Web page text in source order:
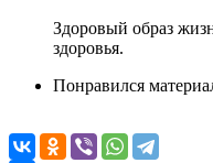
Здоровый образ
здоровья.
Понравился